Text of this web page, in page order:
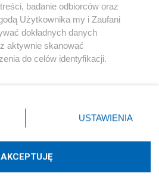
Instagram Youtube
dostarcza:W3media.pl
badanie odbiorców oraz
Użytkownika my i Zaufani
dokładnych danych
aktywnie skanować
do celów identyfikacji.
przycisk ustawień prywatności
dolnym rogu strony
nie wymagają zgody
sprzeciwić się takiemu
będą miały zastosowania tylko
USTAWIENIA
AKCEPTUJĘ